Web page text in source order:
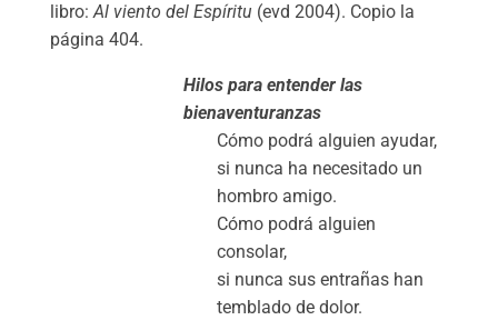
libro:Al viento del Espíritu (evd 2004). Copio la
página 404.
Hilos para entender las
bienaventuranzas
Cómo podrá alguien ayudar,
si nunca ha necesitado un
hombro amigo.
Cómo podrá alguien
consolar,
si nunca sus entrañas han
temblado de dolor.